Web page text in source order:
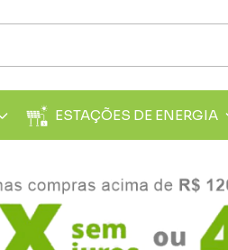
ESTAÇÕES DE ENERGIA